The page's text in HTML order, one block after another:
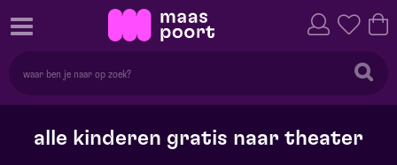
alle kinderen gratis naar theater